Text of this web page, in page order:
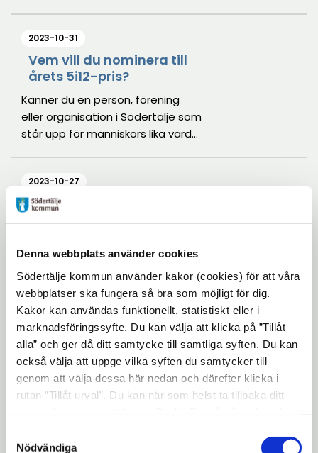
Denna webbplats använder cookies
Södertälje kommun använder kakor (cookies) för att våra
webbplatser ska fungera så bra som möjligt för dig.
Kakor kan användas funktionellt, statistiskt eller i
marknadsföringssyfte. Du kan välja att klicka på ”Tillåt
alla” och ger då ditt samtycke till samtliga syften. Du kan
också välja att uppge vilka syften du samtycker till
genom att välja dessa här nedan och därefter klicka i
rutan ”Tillåt urval”. Du kan när som helst ta tillbaka ditt
"Visa detaljer" kan du läsa om hur kakorna används och
Nödvändiga
klimatet. Juryn har utsett
sexbarnsmamman Raphaela
Wells från Järna till vinnare av det
enda priset, en elcykel.
2023-10-31
Vem vill du nominera till
årets 5i12-pris?
Känner du en person, förening
eller organisation i Södertälje som
står upp för människors lika värde
från olika kulturer? Nu kan du
nominera en kandidat till 5i12-
2023-10-27
Eva Bida vinnare av
lärarpriset Guldäpplet
Eva Bida, förstelärare och ITK-
pedagog på Torekällgymnasiet i
Södertälje utsågs igår 26 oktober
till vinnare av lärarpriset
Guldäpplet för sitt nytänkande
arbete med att förstärka
undervisningen med hjälp av
digitala verktyg.
2023-10-27
Välkomna till en
inlevelsefull familjedag i
Stadshuset
Höstlov och dags för höstlovskul –